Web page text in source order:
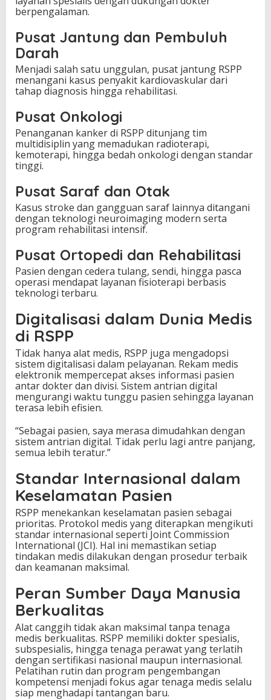
berpengalaman.
Pusat Jantung dan Pembuluh
Darah
Menjadi salah satu unggulan, pusat jantung RSPP
menangani kasus penyakit kardiovaskular dari
tahap diagnosis hingga rehabilitasi.
Pusat Onkologi
Penanganan kanker di RSPP ditunjang tim
multidisiplin yang memadukan radioterapi,
kemoterapi, hingga bedah onkologi dengan standar
tinggi.
Pusat Saraf dan Otak
Kasus stroke dan gangguan saraf lainnya ditangani
dengan teknologi neuroimaging modern serta
program rehabilitasi intensif.
Pusat Ortopedi dan Rehabilitasi
Pasien dengan cedera tulang, sendi, hingga pasca
operasi mendapat layanan fisioterapi berbasis
teknologi terbaru.
Digitalisasi dalam Dunia Medis
di RSPP
Tidak hanya alat medis, RSPP juga mengadopsi
sistem digitalisasi dalam pelayanan. Rekam medis
elektronik mempercepat akses informasi pasien
antar dokter dan divisi. Sistem antrian digital
mengurangi waktu tunggu pasien sehingga layanan
terasa lebih efisien.
“Sebagai pasien, saya merasa dimudahkan dengan
sistem antrian digital. Tidak perlu lagi antre panjang,
semua lebih teratur.”
Standar Internasional dalam
Keselamatan Pasien
RSPP menekankan keselamatan pasien sebagai
prioritas. Protokol medis yang diterapkan mengikuti
standar internasional seperti Joint Commission
International (JCI). Hal ini memastikan setiap
tindakan medis dilakukan dengan prosedur terbaik
dan keamanan maksimal.
Peran Sumber Daya Manusia
Berkualitas
Alat canggih tidak akan maksimal tanpa tenaga
medis berkualitas. RSPP memiliki dokter spesialis,
subspesialis, hingga tenaga perawat yang terlatih
dengan sertifikasi nasional maupun internasional.
Pelatihan rutin dan program pengembangan
kompetensi menjadi fokus agar tenaga medis selalu
siap menghadapi tantangan baru.